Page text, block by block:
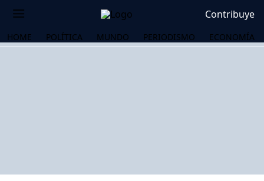
Contribuye
HOME POLÍTICA MUNDO PERIODISMO ECONOMÍA